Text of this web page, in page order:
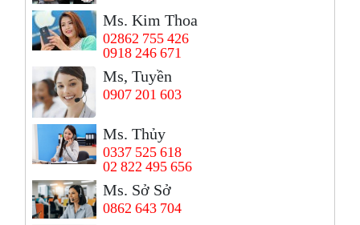
Ms. Kim Thoa
02862 755 426
0918 246 671
Ms, Tuyền
0907 201 603
Ms. Thủy
0337 525 618
02 822 495 656
Ms. Sở Sở
0862 643 704